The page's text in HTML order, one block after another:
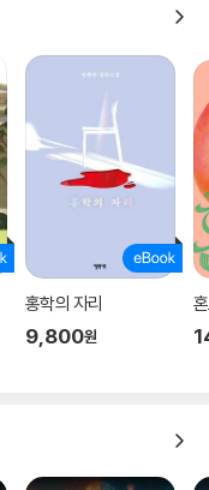
홍학의 자리
9,800원